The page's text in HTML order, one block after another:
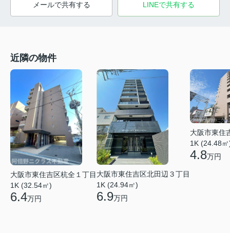
メールで共有する LINEで共有する
近隣の物件
大阪市東住吉区杭全１丁目
1K (32.54㎡)
6.4万円
大阪市東住吉区北田辺３丁目
1K (24.94㎡)
6.9万円
大阪市東住
1K (24.48
4.8万円